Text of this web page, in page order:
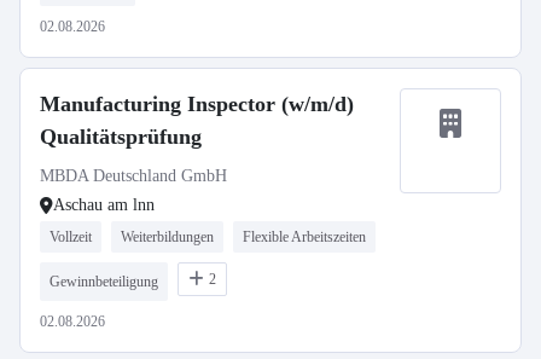
02.08.2026
Manufacturing Inspector (w/m/d)
Qualitätsprüfung
MBDA Deutschland GmbH
Aschau am lnn
Vollzeit Weiterbildungen Flexible Arbeitszeiten
Gewinnbeteiligung 2
02.08.2026